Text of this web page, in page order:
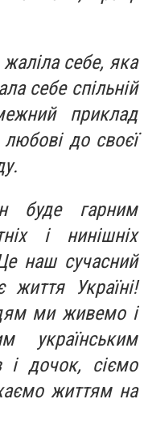
себе, яка
себе спільній
приклад
любові до своєї
гарним
і нинішніх
наш сучасний
Україні!
ми живемо і
українським
і дочок, сіємо
життям на